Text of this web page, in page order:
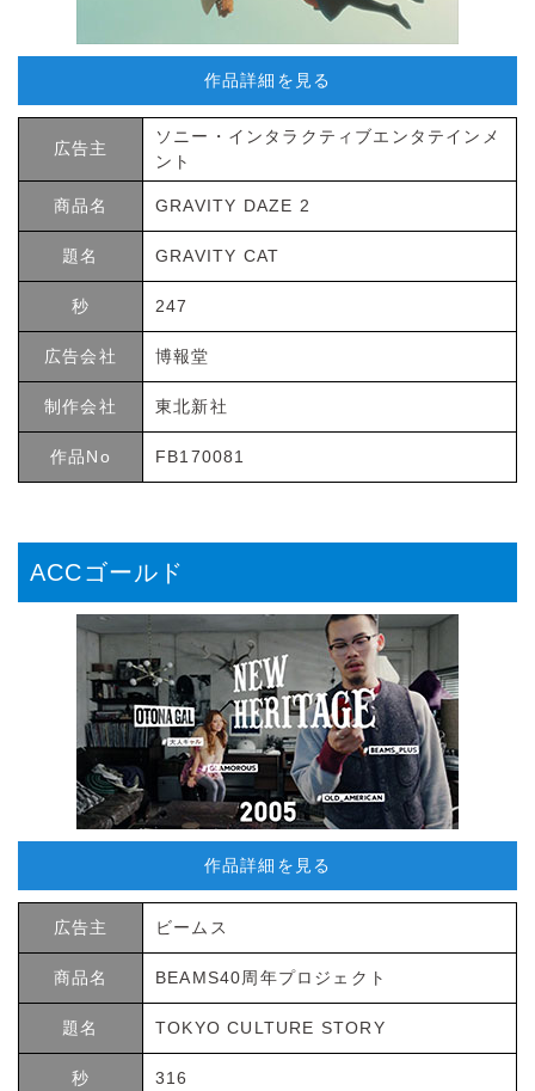
作品詳細を見る
広告主
ソニー・インタラクティブエンタテインメ
ント
商品名 GRAVITY DAZE 2
題名 GRAVITY CAT
秒 247
広告会社 博報堂
制作会社 東北新社
作品No FB170081
ACCゴールド
作品詳細を見る
広告主 ビームス
商品名 BEAMS40周年プロジェクト
題名 TOKYO CULTURE STORY
秒 316